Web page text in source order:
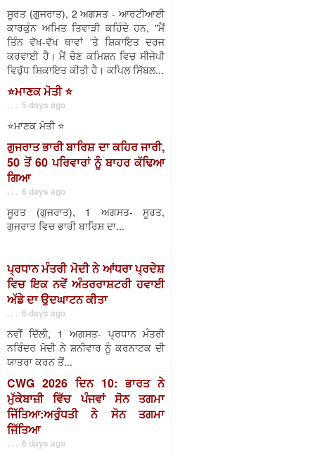
ਸੂਰਤ (ਗੁਜਰਾਤ), 2 ਅਗਸਤ - ਆਰਟੀਆਈ
ਕਾਰਕੁੰਨ ਅਮਿਤ ਤਿਵਾੜੀ ਕਹਿੰਦੇ ਹਨ, "ਮੈਂ
ਤਿੰਨ ਵੱਖ-ਵੱਖ ਥਾਵਾਂ 'ਤੇ ਸ਼ਿਕਾਇਤ ਦਰਜ
ਕਰਵਾਈ ਹੈ। ਮੈਂ ਚੋਣ ਕਮਿਸ਼ਨ ਵਿਚ ਸੀਜੇਪੀ
ਵਿਰੁੱਧ ਸ਼ਿਕਾਇਤ ਕੀਤੀ ਹੈ। ਕਪਿਲ ਸਿੱਬਲ...
⭐️ਮਾਣਕ ਮੋਤੀ ⭐️
. . . 5 days ago
⭐️ਮਾਣਕ ਮੋਤੀ ⭐️
ਗੁਜਰਾਤ ਭਾਰੀ ਬਾਰਿਸ਼ ਦਾ ਕਹਿਰ ਜਾਰੀ,
50 ਤੋਂ 60 ਪਰਿਵਾਰਾਂ ਨੂੰ ਬਾਹਰ ਕੱਢਿਆ
ਗਿਆ
. . . 6 days ago
ਸੂਰਤ (ਗੁਜਰਾਤ), 1 ਅਗਸਤ- ਸੂਰਤ,
ਗੁਜਰਾਤ ਵਿਚ ਭਾਰੀ ਬਾਰਿਸ਼ ਦਾ...
ਪ੍ਰਧਾਨ ਮੰਤਰੀ ਮੋਦੀ ਨੇ ਆਂਧਰਾ ਪ੍ਰਦੇਸ਼
ਵਿਚ ਇਕ ਨਵੇਂ ਅੰਤਰਰਾਸ਼ਟਰੀ ਹਵਾਈ
ਅੱਡੇ ਦਾ ਉਦਘਾਟਨ ਕੀਤਾ
. . . 6 days ago
ਨਵੀਂ ਦਿੱਲੀ, 1 ਅਗਸਤ- ਪ੍ਰਧਾਨ ਮੰਤਰੀ
ਨਰਿੰਦਰ ਮੋਦੀ ਨੇ ਸ਼ਨੀਵਾਰ ਨੂੰ ਕਰਨਾਟਕ ਦੀ
ਯਾਤਰਾ ਕਰਨ ਤੋਂ...
CWG 2026 ਦਿਨ 10: ਭਾਰਤ ਨੇ
ਮੁੱਕੇਬਾਜ਼ੀ ਵਿੱਚ ਪੰਜਵਾਂ ਸੋਨ ਤਗਮਾ
ਜਿੱਤਿਆ:ਅਰੁੰਧਤੀ ਨੇ ਸੋਨ ਤਗਮਾ
ਜਿੱਤਿਆ
. . . 6 days ago